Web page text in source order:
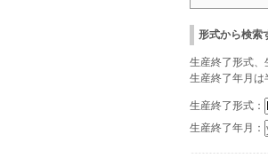
形式から検索
生産終了形式、
生産終了年月は
生産終了形式：
生産終了年月：